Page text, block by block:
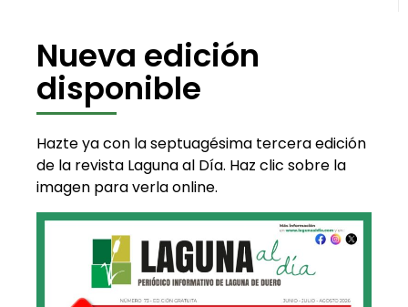
Nueva edición
disponible
Hazte ya con la septuagésima tercera edición
de la revista Laguna al Día. Haz clic sobre la
imagen para verla online.